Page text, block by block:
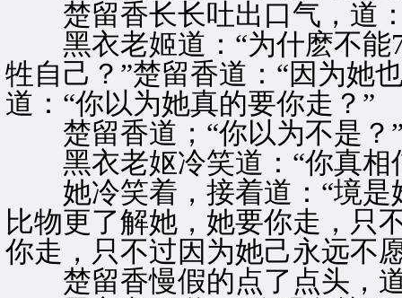
楚留香长长吐出口气，道：
黑衣老姬道：“为什麽不能7
牲自己？”楚留香道：“因为她
道：“你以为她真的要你走？”
楚留香道；“你以为不是？
黑衣老妪冷笑道：“你真相
她冷笑着，接着道：“境是
比物更了解她，她要你走，
你走，只不过因为她己永远不
楚留香慢假的点了点头，道